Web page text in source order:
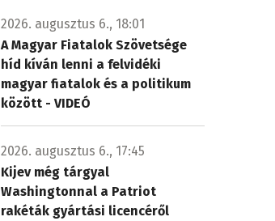
2026. augusztus 6., 18:01
A Magyar Fiatalok Szövetsége
híd kíván lenni a felvidéki
magyar fiatalok és a politikum
között - VIDEÓ
2026. augusztus 6., 17:45
Kijev még tárgyal
Washingtonnal a Patriot
rakéták gyártási licencéről